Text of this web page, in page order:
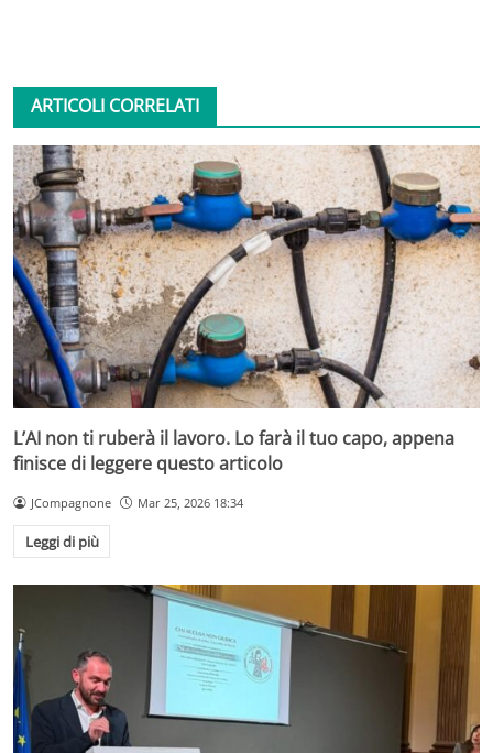
ARTICOLI CORRELATI
L’AI non ti ruberà il lavoro. Lo farà il tuo capo, appena
finisce di leggere questo articolo
JCompagnone Mar 25, 2026 18:34
Leggi di più